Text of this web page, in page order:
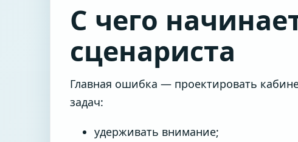
С чего
сценариста
Главная ошибка — проектировать
задач:
удерживать внимание;